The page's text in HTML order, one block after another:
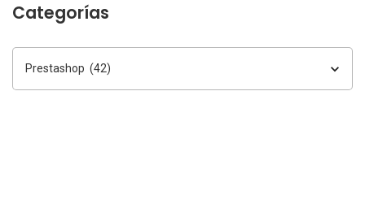
Categorías
Categorías